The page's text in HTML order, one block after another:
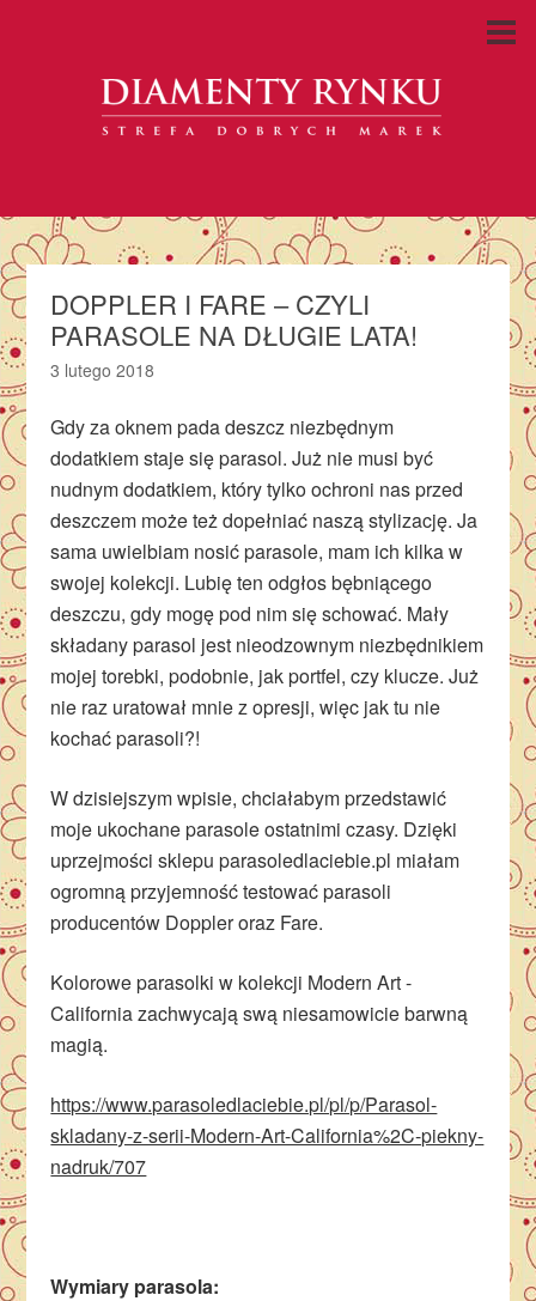
DOPPLER I FARE – CZYLI
PARASOLE NA DŁUGIE LATA!
3 lutego 2018
Gdy za oknem pada deszcz niezbędnym
dodatkiem staje się parasol. Już nie musi być
nudnym dodatkiem, który tylko ochroni nas przed
deszczem może też dopełniać naszą stylizację. Ja
sama uwielbiam nosić parasole, mam ich kilka w
swojej kolekcji. Lubię ten odgłos bębniącego
deszczu, gdy mogę pod nim się schować. Mały
składany parasol jest nieodzownym niezbędnikiem
mojej torebki, podobnie, jak portfel, czy klucze. Już
nie raz uratował mnie z opresji, więc jak tu nie
kochać parasoli?!
W dzisiejszym wpisie, chciałabym przedstawić
moje ukochane parasole ostatnimi czasy. Dzięki
uprzejmości sklepu parasoledlaciebie.pl miałam
ogromną przyjemność testować parasoli
producentów Doppler oraz Fare.
Kolorowe parasolki w kolekcji Modern Art -
California zachwycają swą niesamowicie barwną
magią.
https://www.parasoledlaciebie.pl/pl/p/Parasol-
skladany-z-serii-Modern-Art-California%2C-piekny-
nadruk/707
Wymiary parasola: